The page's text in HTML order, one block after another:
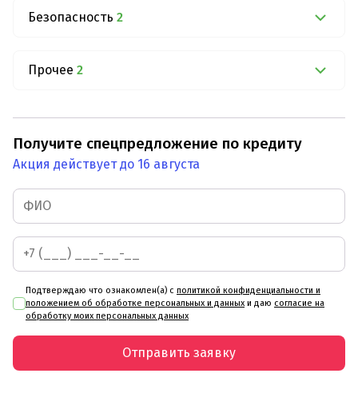
Безопасность 2
Прочее 2
Получите спецпредложение по кредиту
Акция действует до 16 августа
Подтверждаю что ознакомлен(а) с политикой конфиденциальности и
положением об обработке персональных и данных и даю согласие на
обработку моих персональных данных
Отправить заявку